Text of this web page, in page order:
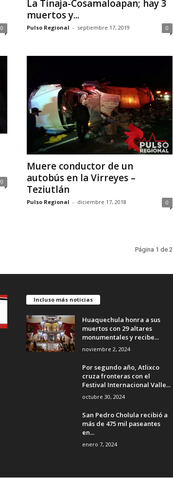
0
La Tinaja-Cosamaloapan; hay 3
muertos y...
Pulso Regional - septiembre 17, 2019 0
0
Muere conductor de un
autobús en la Virreyes –
Teziutlán
Pulso Regional - diciembre 17, 2018 0
Página 1 de 2
Incluso más noticias
Huaquechula honra a sus
muertos con 29 altares
monumentales y recibe...
noviembre 2, 2024
Por segundo año, Atlixco
cruza fronteras con el
Festival Internacional Valle...
octubre 30, 2024
San Pedro Cholula recibió a
más de 475 mil paseantes
en...
enero 7, 2024